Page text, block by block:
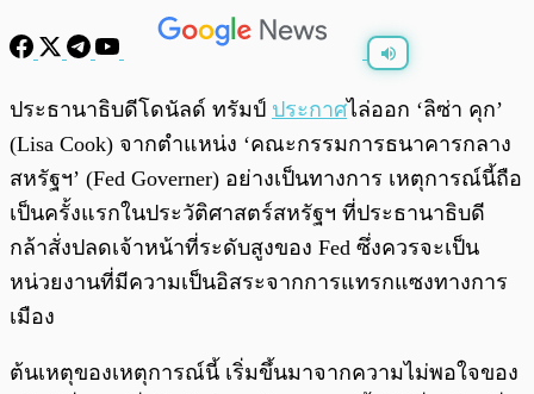
พร้อมเล่น 0:00/
ประธานาธิบดีโดนัลด์ ทรัมป์ ประกาศไล่ออก ‘ลิซ่า คุก’
(Lisa Cook) จากตำแหน่ง ‘คณะกรรมการธนาคารกลาง
สหรัฐฯ’ (Fed Governer) อย่างเป็นทางการ เหตุการณ์นี้ถือ
เป็นครั้งแรกในประวัติศาสตร์สหรัฐฯ ที่ประธานาธิบดี
กล้าสั่งปลดเจ้าหน้าที่ระดับสูงของ Fed ซึ่งควรจะเป็น
หน่วยงานที่มีความเป็นอิสระจากการแทรกแซงทางการ
เมือง
ต้นเหตุของเหตุการณ์นี้ เริ่มขึ้นมาจากความไม่พอใจของ